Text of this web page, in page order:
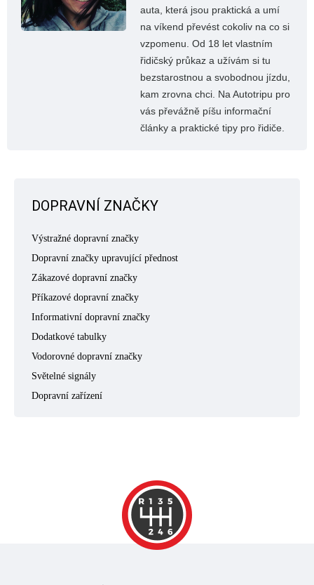
auta, která jsou praktická a umí
na víkend převést cokoliv na co si
vzpomenu. Od 18 let vlastním
řidičský průkaz a užívám si tu
bezstarostnou a svobodnou jízdu,
kam zrovna chci. Na Autotripu pro
vás převážně píšu informační
články a praktické tipy pro řidiče.
DOPRAVNÍ ZNAČKY
Výstražné dopravní značky
Dopravní značky upravující přednost
Zákazové dopravní značky
Příkazové dopravní značky
Informativní dopravní značky
Dodatkové tabulky
Vodorovné dopravní značky
Světelné signály
Dopravní zařízení